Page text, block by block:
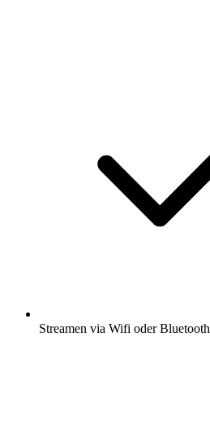
Streamen via Wifi oder Bluetooth